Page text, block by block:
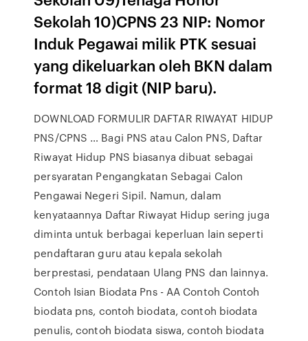
Sekolah 10)CPNS 23 NIP: Nomor
Induk Pegawai milik PTK sesuai
yang dikeluarkan oleh BKN dalam
format 18 digit (NIP baru).
DOWNLOAD FORMULIR DAFTAR RIWAYAT HIDUP
PNS/CPNS … Bagi PNS atau Calon PNS, Daftar
Riwayat Hidup PNS biasanya dibuat sebagai
persyaratan Pengangkatan Sebagai Calon
Pengawai Negeri Sipil. Namun, dalam
kenyataannya Daftar Riwayat Hidup sering juga
diminta untuk berbagai keperluan lain seperti
pendaftaran guru atau kepala sekolah
berprestasi, pendataan Ulang PNS dan lainnya.
Contoh Isian Biodata Pns - AA Contoh Contoh
biodata pns, contoh biodata, contoh biodata
penulis, contoh biodata siswa, contoh biodata